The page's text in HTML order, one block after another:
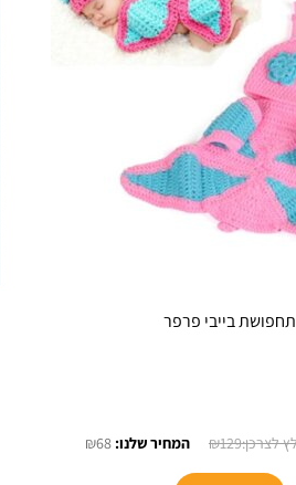
תחפושת בייבי פרפר
₪129
המחיר
₪68 המחיר